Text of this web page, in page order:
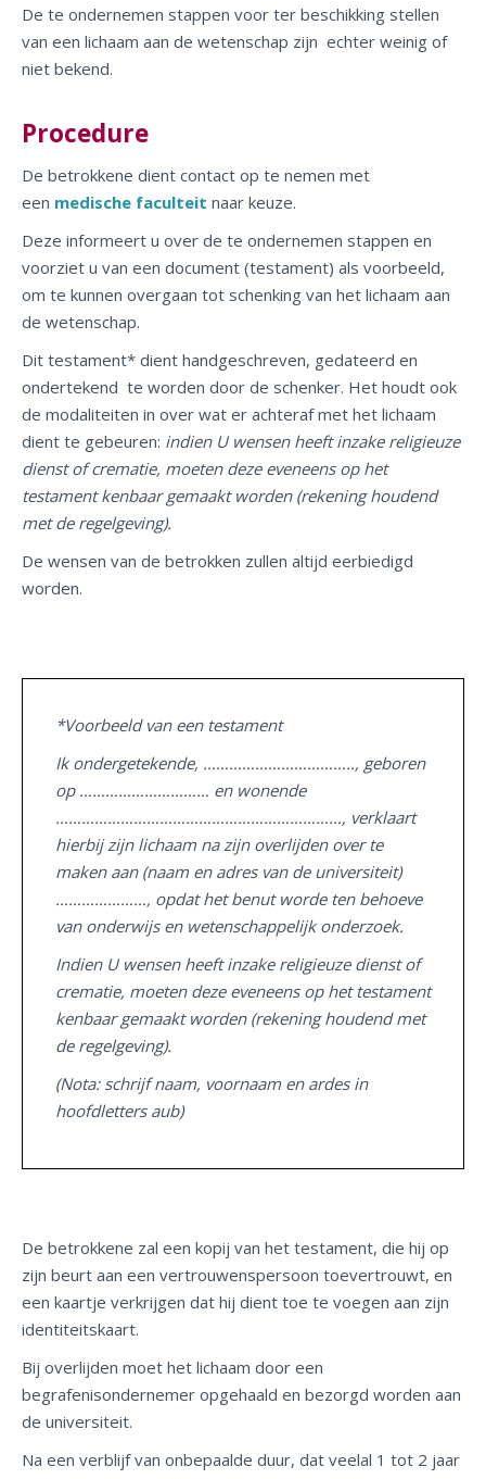
De te ondernemen stappen voor ter beschikking stellen
van een lichaam aan de wetenschap zijn echter weinig of
niet bekend.
Procedure
De betrokkene dient contact op te nemen met
een medische faculteit naar keuze.
Deze informeert u over de te ondernemen stappen en
voorziet u van een document (testament) als voorbeeld,
om te kunnen overgaan tot schenking van het lichaam aan
de wetenschap.
Dit testament* dient handgeschreven, gedateerd en
ondertekend te worden door de schenker. Het houdt ook
de modaliteiten in over wat er achteraf met het lichaam
dient te gebeuren: indien U wensen heeft inzake religieuze
dienst of crematie, moeten deze eveneens op het
testament kenbaar gemaakt worden (rekening houdend
met de regelgeving).
De wensen van de betrokken zullen altijd eerbiedigd
worden.
*Voorbeeld van een testament
Ik ondergetekende, …………………………….., geboren
op ………………………… en wonende
…………………………………………………………, verklaart
hierbij zijn lichaam na zijn overlijden over te
maken aan (naam en adres van de universiteit)
…………………, opdat het benut worde ten behoeve
van onderwijs en wetenschappelijk onderzoek.
Indien U wensen heeft inzake religieuze dienst of
crematie, moeten deze eveneens op het testament
kenbaar gemaakt worden (rekening houdend met
de regelgeving).
(Nota: schrijf naam, voornaam en ardes in
hoofdletters aub)
De betrokkene zal een kopij van het testament, die hij op
zijn beurt aan een vertrouwenspersoon toevertrouwt, en
een kaartje verkrijgen dat hij dient toe te voegen aan zijn
identiteitskaart.
Bij overlijden moet het lichaam door een
begrafenisondernemer opgehaald en bezorgd worden aan
de universiteit.
Na een verblijf van onbepaalde duur, dat veelal 1 tot 2 jaar